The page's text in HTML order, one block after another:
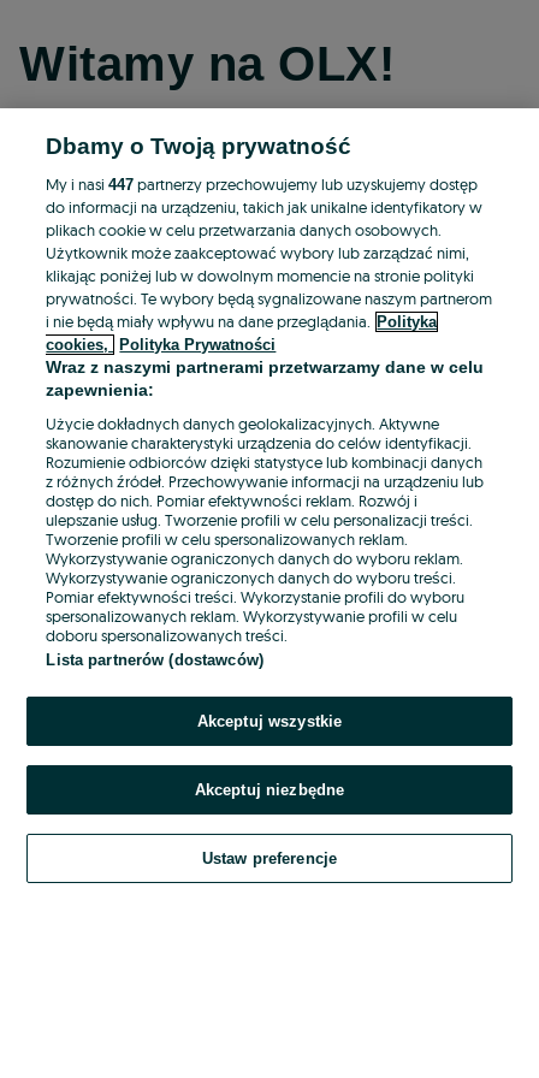
Witamy na OLX!
Kontynuuj przez Facebooka
Kontynuuj przez konto Apple
Kontynuuj przez konto Google
LUB
E-mail
Hasło
Nie pamiętasz hasła?
Zaloguj się
Kontynuując za pośrednictwem jednego z dostawców wskazanych powyżej,
Regulamin serwisu OLX.pl w jego aktualnym brzmieniu.
Dbamy o Twoją prywatność
My i nasi447 partnerzy przechowujemy lub uzyskujemy dostęp
do informacji na urządzeniu, takich jak unikalne identyfikatory w
plikach cookie w celu przetwarzania danych osobowych.
Użytkownik może zaakceptować wybory lub zarządzać nimi,
klikając poniżej lub w dowolnym momencie na stronie polityki
prywatności. Te wybory będą sygnalizowane naszym partnerom
i nie będą miały wpływu na dane przeglądania.
Polityka
cookies,
Polityka Prywatności
Wraz z naszymi partnerami przetwarzamy dane w celu
zapewnienia:
Użycie dokładnych danych geolokalizacyjnych. Aktywne
skanowanie charakterystyki urządzenia do celów identyfikacji.
Rozumienie odbiorców dzięki statystyce lub kombinacji danych
z różnych źródeł. Przechowywanie informacji na urządzeniu lub
dostęp do nich. Pomiar efektywności reklam. Rozwój i
ulepszanie usług. Tworzenie profili w celu personalizacji treści.
Tworzenie profili w celu spersonalizowanych reklam.
Wykorzystywanie ograniczonych danych do wyboru reklam.
Wykorzystywanie ograniczonych danych do wyboru treści.
Pomiar efektywności treści. Wykorzystanie profili do wyboru
spersonalizowanych reklam. Wykorzystywanie profili w celu
doboru spersonalizowanych treści.
Lista partnerów (dostawców)
Akceptuj wszystkie
Akceptuj niezbędne
Ustaw preferencje